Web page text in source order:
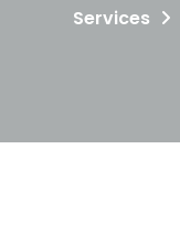
Services